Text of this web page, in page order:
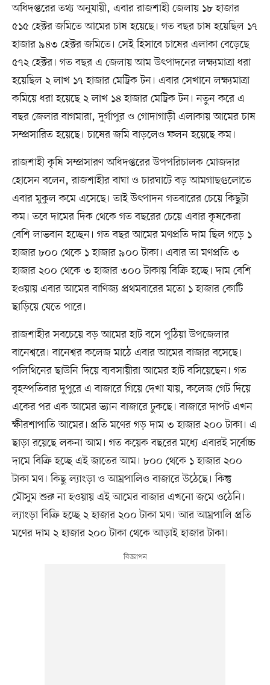
অধিদপ্তরের তথ্য অনুযায়ী, এবার রাজশাহী জেলায় ১৮ হাজার
৫১৫ হেক্টর জমিতে আমের চাষ হয়েছে। গত বছর চাষ হয়েছিল ১৭
হাজার ৯৪৩ হেক্টর জমিতে। সেই হিসাবে চাষের এলাকা বেড়েছে
৫৭২ হেক্টর। গত বছর এ জেলায় আম উৎপাদনের লক্ষ্যমাত্রা ধরা
হয়েছিল ২ লাখ ১৭ হাজার মেট্রিক টন। এবার সেখানে লক্ষ্যমাত্রা
কমিয়ে ধরা হয়েছে ২ লাখ ১৪ হাজার মেট্রিক টন। নতুন করে এ
বছর জেলার বাগমারা, দুর্গাপুর ও গোদাগাড়ী এলাকায় আমের চাষ
সম্প্রসারিত হয়েছে। চাষের জমি বাড়লেও ফলন হয়েছে কম।
রাজশাহী কৃষি সম্প্রসারণ অধিদপ্তরের উপপরিচালক মোজদার
হোসেন বলেন, রাজশাহীর বাঘা ও চারঘাটে বড় আমগাছগুলোতে
এবার মুকুল কমে এসেছে। তাই উৎপাদন গতবারের চেয়ে কিছুটা
কম। তবে দামের দিক থেকে গত বছরের চেয়ে এবার কৃষকেরা
বেশি লাভবান হচ্ছেন। গত বছর আমের মণপ্রতি দাম ছিল গড়ে ১
হাজার ৮০০ থেকে ১ হাজার ৯০০ টাকা। এবার তা মণপ্রতি ৩
হাজার ২০০ থেকে ৩ হাজার ৩০০ টাকায় বিক্রি হচ্ছে। দাম বেশি
হওয়ায় এবার আমের বাণিজ্য প্রথমবারের মতো ১ হাজার কোটি
ছাড়িয়ে যেতে পারে।
রাজশাহীর সবচেয়ে বড় আমের হাট বসে পুঠিয়া উপজেলার
বানেশ্বরে। বানেশ্বর কলেজ মাঠে এবার আমের বাজার বসেছে।
পলিথিনের ছাউনি দিয়ে ব্যবসায়ীরা আমের হাট বসিয়েছেন। গত
বৃহস্পতিবার দুপুরে এ বাজারে গিয়ে দেখা যায়, কলেজ গেট দিয়ে
একের পর এক আমের ভ্যান বাজারে ঢুকছে। বাজারে দাপট এখন
ক্ষীরশাপাতি আমের। প্রতি মণের গড় দাম ৩ হাজার ২০০ টাকা। এ
ছাড়া রয়েছে লকনা আম। গত কয়েক বছরের মধ্যে এবারই সর্বোচ্চ
দামে বিক্রি হচ্ছে এই জাতের আম। ৮০০ থেকে ১ হাজার ২০০
টাকা মণ। কিছু ল্যাংড়া ও আম্রপালিও বাজারে উঠেছে। কিন্তু
মৌসুম শুরু না হওয়ায় এই আমের বাজার এখনো জমে ওঠেনি।
ল্যাংড়া বিক্রি হচ্ছে ২ হাজার ২০০ টাকা মণ। আর আম্রপালি প্রতি
মণের দাম ২ হাজার ২০০ টাকা থেকে আড়াই হাজার টাকা।